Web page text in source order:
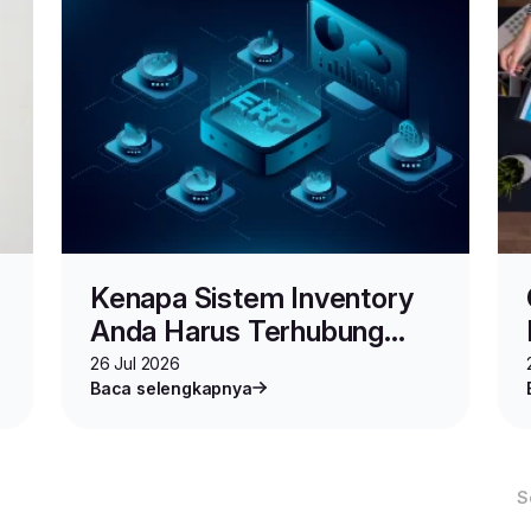
Kenapa Sistem Inventory
Anda Harus Terhubung
dengan ERP? Ini 5 Alasan
Utamanya
26 Jul 2026
Baca selengkapnya